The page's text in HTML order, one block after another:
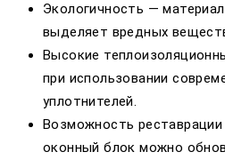
Экологичность —
выделяет вредных
Высокие
при использовании
уплотнителей.
Возможность
оконный блок можно